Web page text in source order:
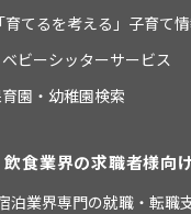
育てるを考える」子育て
ベビーシッターサービス
育園・幼稚園検索
食業界の求職者様向
泊業界専門の就職・転職